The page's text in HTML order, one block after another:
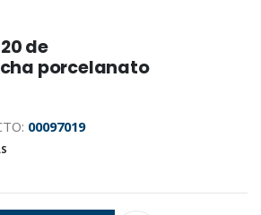
de
porcelanato
00097019